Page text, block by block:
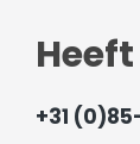
+31